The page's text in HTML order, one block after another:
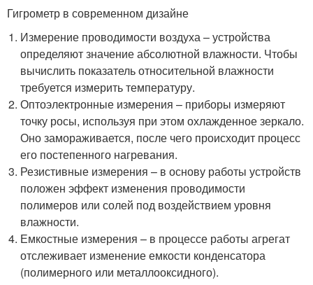
Гигрометр в современном дизайне
Измерение проводимости воздуха – устройства
определяют значение абсолютной влажности. Чтобы
вычислить показатель относительной влажности
требуется измерить температуру.
Оптоэлектронные измерения – приборы измеряют
точку росы, используя при этом охлажденное зеркало.
Оно замораживается, после чего происходит процесс
его постепенного нагревания.
Резистивные измерения – в основу работы устройств
положен эффект изменения проводимости
полимеров или солей под воздействием уровня
влажности.
Емкостные измерения – в процессе работы агрегат
отслеживает изменение емкости конденсатора
(полимерного или металлооксидного).